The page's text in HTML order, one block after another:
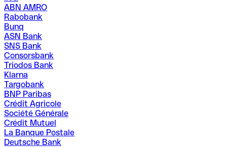
ABN AMRO
Rabobank
Bunq
ASN Bank
SNS Bank
Consorsbank
Triodos Bank
Klarna
Targobank
BNP Paribas
Crédit Agricole
Société Générale
Crédit Mutuel
La Banque Postale
Deutsche Bank